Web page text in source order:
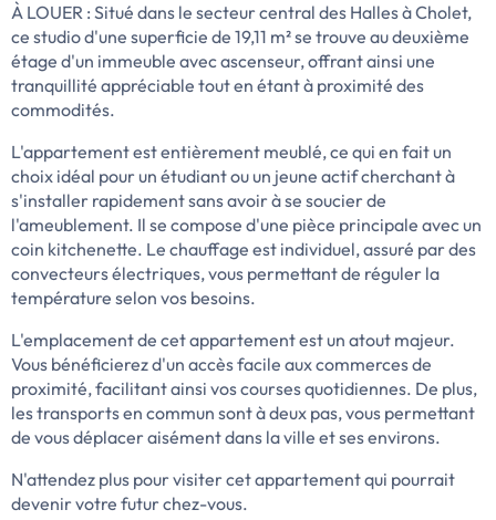
À LOUER : Situé dans le secteur central des Halles à Cholet,
ce studio d'une superficie de 19,11 m² se trouve au deuxième
étage d'un immeuble avec ascenseur, offrant ainsi une
tranquillité appréciable tout en étant à proximité des
commodités.
L'appartement est entièrement meublé, ce qui en fait un
choix idéal pour un étudiant ou un jeune actif cherchant à
s'installer rapidement sans avoir à se soucier de
l'ameublement. Il se compose d'une pièce principale avec un
coin kitchenette. Le chauffage est individuel, assuré par des
convecteurs électriques, vous permettant de réguler la
température selon vos besoins.
L'emplacement de cet appartement est un atout majeur.
Vous bénéficierez d'un accès facile aux commerces de
proximité, facilitant ainsi vos courses quotidiennes. De plus,
les transports en commun sont à deux pas, vous permettant
de vous déplacer aisément dans la ville et ses environs.
N'attendez plus pour visiter cet appartement qui pourrait
devenir votre futur chez-vous.